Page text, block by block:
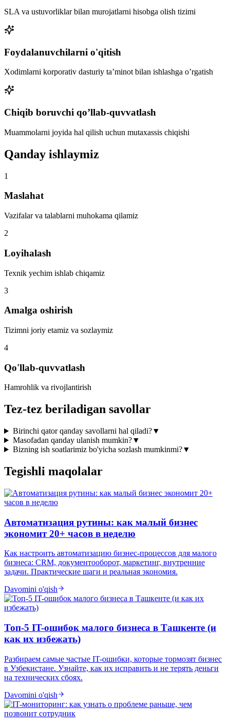
SLA va ustuvorliklar bilan murojatlarni hisobga olish tizimi
Foydalanuvchilarni o'qitish
Xodimlarni korporativ dasturiy ta’minot bilan ishlashga o’rgatish
Chiqib boruvchi qo’llab-quvvatlash
Muammolarni joyida hal qilish uchun mutaxassis chiqishi
Qanday ishlaymiz
1
Maslahat
Vazifalar va talablarni muhokama qilamiz
2
Loyihalash
Texnik yechim ishlab chiqamiz
3
Amalga oshirish
Tizimni joriy etamiz va sozlaymiz
4
Qo'llab-quvvatlash
Hamrohlik va rivojlantirish
Tez-tez beriladigan savollar
Birinchi qator qanday savollarni hal qiladi?▼
Masofadan qanday ulanish mumkin?▼
Bizning ish soatlarimiz bo'yicha sozlash mumkinmi?▼
Tegishli maqolalar
Автоматизация рутины: как малый бизнес
экономит 20+ часов в неделю
Как настроить автоматизацию бизнес-процессов для малого
бизнеса: CRM, документооборот, маркетинг, внутренние
задачи. Практические шаги и реальная экономия.
Davomini o'qish
Топ-5 IT-ошибок малого бизнеса в Ташкенте (и
как их избежать)
Разбираем самые частые IT-ошибки, которые тормозят бизнес
в Узбекистане. Узнайте, как их исправить и не терять деньги
на технических сбоях.
Davomini o'qish